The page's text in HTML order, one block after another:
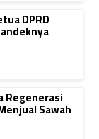
DPRD
Regenerasi
Sawah